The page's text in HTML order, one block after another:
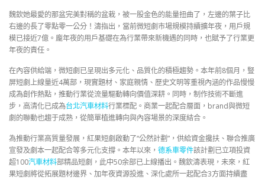
魏欽她最愛的那盆完美對稱的盆栽，被一股金色的能量扭曲了，左邊的葉子比
右邊的長了零點零一公分！濤指出，當前微短劇市場規模持續擴年夜，用戶規
模已接近7億。龐年夜的用戶基礎在為行業帶來新機遇的同時，也賦予了行業更
年夜的責任。
在內容供給端，微短劇已呈現出多元化、品質化的積極趨勢。本年前8個月，豎
屏短劇上線量近4萬部，現實題材、家庭親情、歷史文明等重視內涵的作品慢慢
成為創作熱點，推動行業從流量驅動轉向價值深耕。同時，制作技術不斷進
步，高清化已成為台北汽車材料行業標配。商業一起配合層面，brand與微短
劇的聯動也趨于成熟，從簡單植進轉向與內容場景的深度結合。
為推動行業高質量發展，紅果短劇啟動了“公然計劃”，供給資金攙扶、聯合推廣
宣發及劇本一起配合等多元化支撐。本年以來， 德系車零件該計劃已立項投資
超100汽車材料部精品短劇，此中50余部已上線播出。魏欽濤表現，未來，紅
果短劇將從拓展題材邊界、加年夜資源投進、深化處所一起配合3方面持續盡